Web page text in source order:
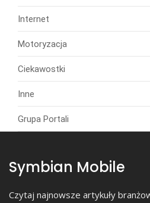
Internet
Motoryzacja
Ciekawostki
Inne
Grupa Portali
Symbian Mobile
Czytaj najnowsze artykuły